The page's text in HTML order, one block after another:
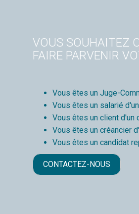
VOUS SOUHAITEZ
FAIRE PARVENIR
Vous êtes un Juge-
Vous êtes un salarié
Vous êtes un client d'un
Vous êtes un créancier
Vous êtes un candidat
CONTACTEZ-NOUS